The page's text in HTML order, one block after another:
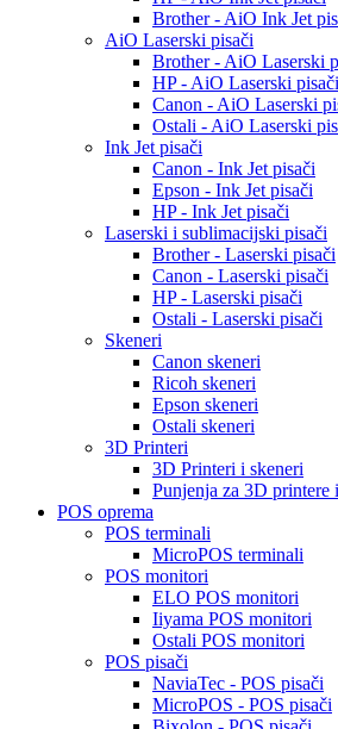
Brother - AiO Ink Jet
AiO Laserski pisači
Brother - AiO Laserski
HP - AiO Laserski pisači
Canon - AiO Laserski
Ostali - AiO Laserski
Ink Jet pisači
Canon - Ink Jet pisači
Epson - Ink Jet pisači
HP - Ink Jet pisači
Laserski i sublimacijski pisači
Brother - Laserski pisači
Canon - Laserski pisači
HP - Laserski pisači
Ostali - Laserski pisači
Skeneri
Canon skeneri
Ricoh skeneri
Epson skeneri
Ostali skeneri
3D Printeri
3D Printeri i skeneri
Punjenja za 3D printere
POS oprema
POS terminali
MicroPOS terminali
POS monitori
ELO POS monitori
Iiyama POS monitori
Ostali POS monitori
POS pisači
NaviaTec - POS pisači
MicroPOS - POS pisači